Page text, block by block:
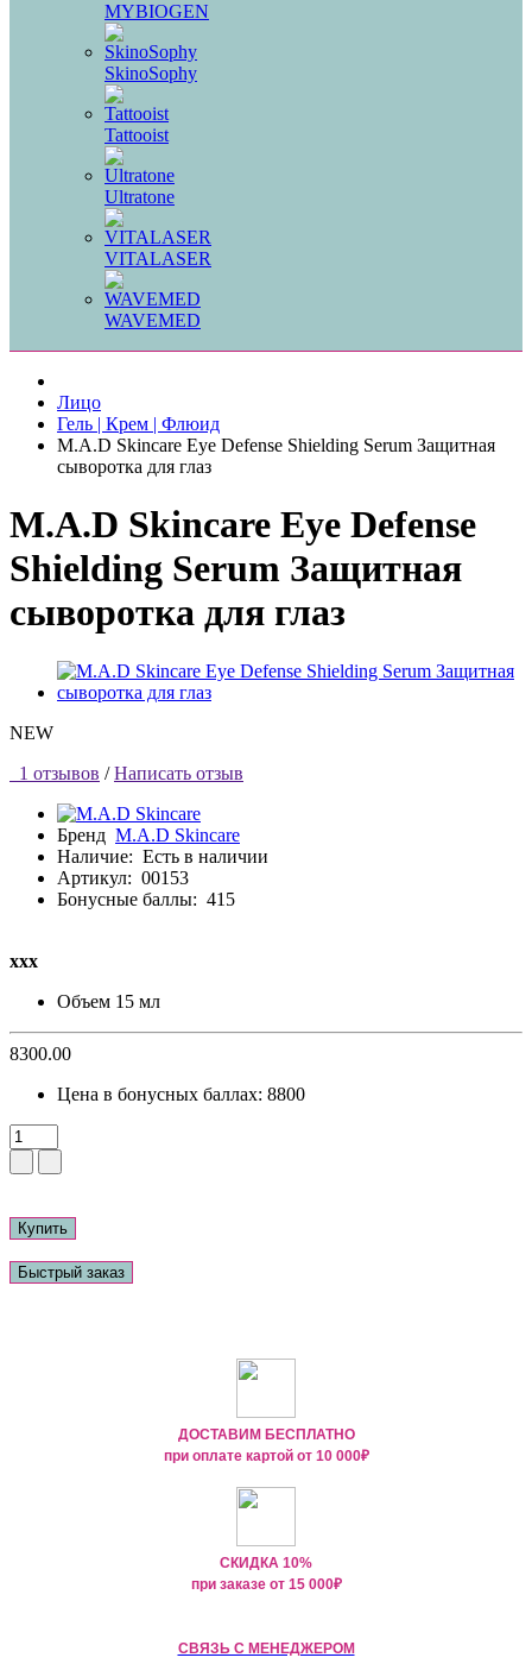
MYBIOGEN
SkinoSophy
Tattooist
Ultratone
VITALASER
WAVEMED
Лицо
Гель | Крем | Флюид
M.A.D Skincare Eye Defense Shielding Serum Защитная
сыворотка для глаз
M.A.D Skincare Eye Defense
Shielding Serum Защитная
сыворотка для глаз
NEW
1 отзывов / Написать отзыв
Бренд M.A.D Skincare
Наличие: Есть в наличии
Артикул: 00153
Бонусные баллы: 415
ххх
Объем 15 мл
8300.00
Цена в бонусных баллах: 8800
Купить
Быстрый заказ
ДОСТАВИМ БЕСПЛАТНО
при оплате картой от 10 000₽
СКИДКА 10%
при заказе от 15 000₽
СВЯЗЬ С МЕНЕДЖЕРОМ